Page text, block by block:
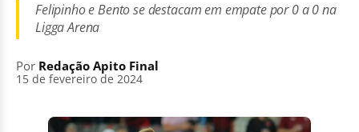
Felipinho e Bento se destacam em empate por 0 a 0 na
Ligga Arena
Por Redação Apito Final
15 de fevereiro de 2024